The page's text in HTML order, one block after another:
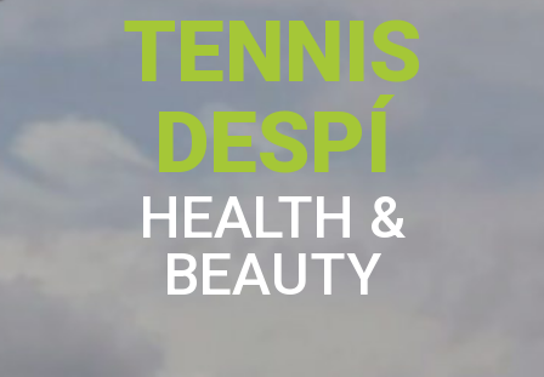
TENNIS
DESPÍ
HEALTH &
BEAUTY